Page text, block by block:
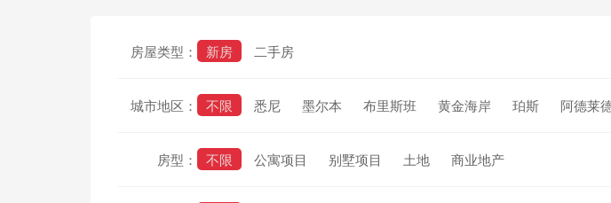
房屋类型： 新房 二手房
城市地区： 不限 悉尼 墨尔本 布里斯班 黄金海岸 珀斯 阿德莱
房型： 不限 公寓项目 别墅项目 土地 商业地产